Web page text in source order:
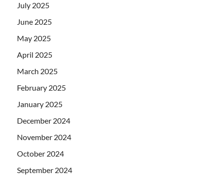
July 2025
June 2025
May 2025
April 2025
March 2025
February 2025
January 2025
December 2024
November 2024
October 2024
September 2024